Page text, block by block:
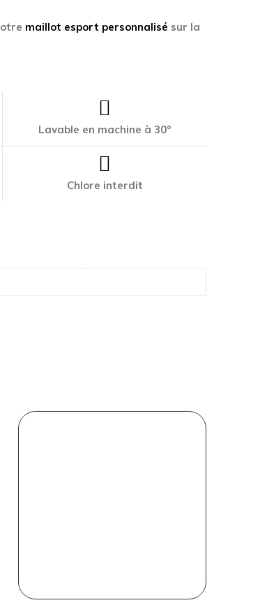
maillot esport personnalisé sur la
Lavable en machine à 30°
Chlore interdit